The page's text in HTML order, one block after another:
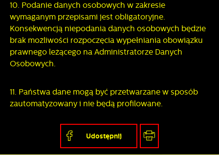
10. Podanie danych osobowych w zakresie
wymaganym przepisami jest obligatoryjne.
Konsekwencją niepodania danych osobowych będzie
brak możliwości rozpoczęcia wypełniania obowiązku
prawnego leżącego na Administratorze Danych
Osobowych.
11. Państwa dane mogą być przetwarzane w sposób
zautomatyzowany i nie będą profilowane.
Udostępnij